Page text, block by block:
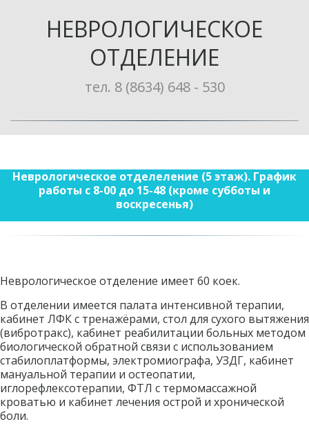
НЕВРОЛОГИЧЕСКОЕ
ОТДЕЛЕНИЕ
тел. 8 (8634) 648 - 530
Неврологическое отделеление (5 этаж). График
работы с 8-00 до 15-48 (кроме субботы и
воскресенья)
Неврологическое отделение имеет 60 коек.
В отделении имеется палата интенсивной терапии,
кабинет ЛФК с тренажёрами, стол для сухого вытяжения
(вибротракс), кабинет реабилитации больных методом
биологической обратной связи с использованием
стабилоплатформы, электромиографа, УЗДГ, кабинет
мануальной терапии и остеопатии,
иглорефлексотерапии, ФТЛ с термомассажной
кроватью и кабинет лечения острой и хронической
боли.